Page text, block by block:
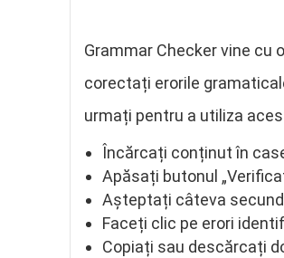
Grammar Checker vine cu
corectați erorile
urmați pentru a utiliza
Încărcați conținut în
Apăsați butonul
Așteptați câteva
Faceți clic pe erori
Copiați sau descărcați